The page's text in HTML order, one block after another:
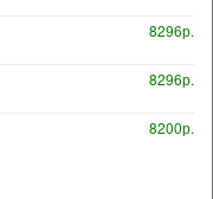
8296р.
8296р.
8200р.